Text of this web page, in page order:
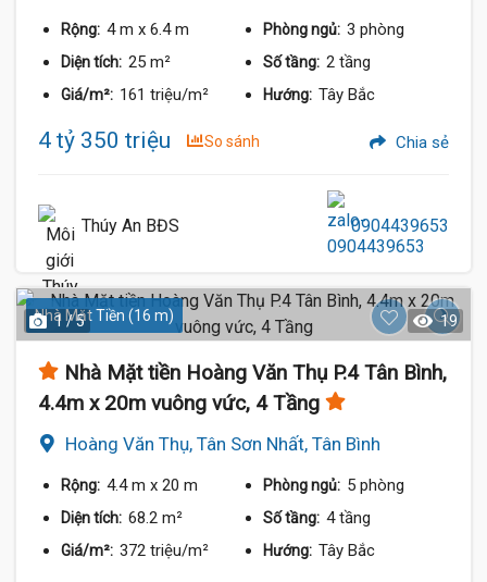
Rộng: 4 m x 6.4 m Phòng ngủ: 3 phòng
Diện tích: 25 m² Số tầng: 2 tầng
Giá/m²: 161 triệu/m² Hướng: Tây Bắc
4 tỷ 350 triệu So sánh Chia sẻ
Thúy An BĐS 0904439653
Nhà Mặt Tiền (16 m)
1 / 5 19
Nhà Mặt tiền Hoàng Văn Thụ P.4 Tân Bình,
4.4m x 20m vuông vức, 4 Tầng
Hoàng Văn Thụ, Tân Sơn Nhất, Tân Bình
Rộng: 4.4 m x 20 m Phòng ngủ: 5 phòng
Diện tích: 68.2 m² Số tầng: 4 tầng
Giá/m²: 372 triệu/m² Hướng: Tây Bắc